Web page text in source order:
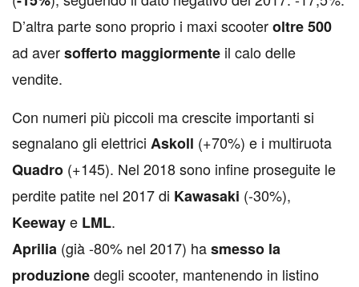
D’altra parte sono proprio i maxi scooteroltre 500
ad aversofferto maggiormente il calo delle
vendite.
Con numeri più piccoli ma crescite importanti si
segnalano gli elettrici Askoll (+70%) e i multiruota
Quadro (+145). Nel 2018 sono infine proseguite le
perdite patite nel 2017 di Kawasaki (-30%),
Keewaye LML.
Aprilia (già -80% nel 2017) hasmesso la
produzionedegli scooter, mantenendo in listino